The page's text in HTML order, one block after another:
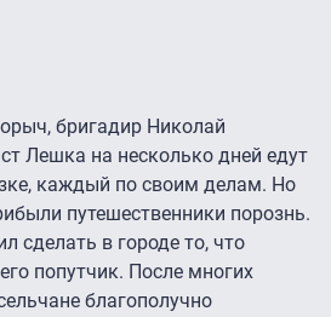
бригадир Николай
Лешка на несколько дней едут
каждый по своим делам. Но
путешественники порознь.
сделать в городе то, что
попутчик. После многих
благополучно